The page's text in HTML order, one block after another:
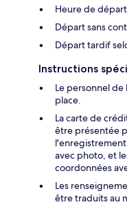
Heure de départ
Départ sans
Départ tardif
Instructions
Le personnel de
place.
La carte de
être présentée
avec photo, et
coordonnées
Les
être traduits au